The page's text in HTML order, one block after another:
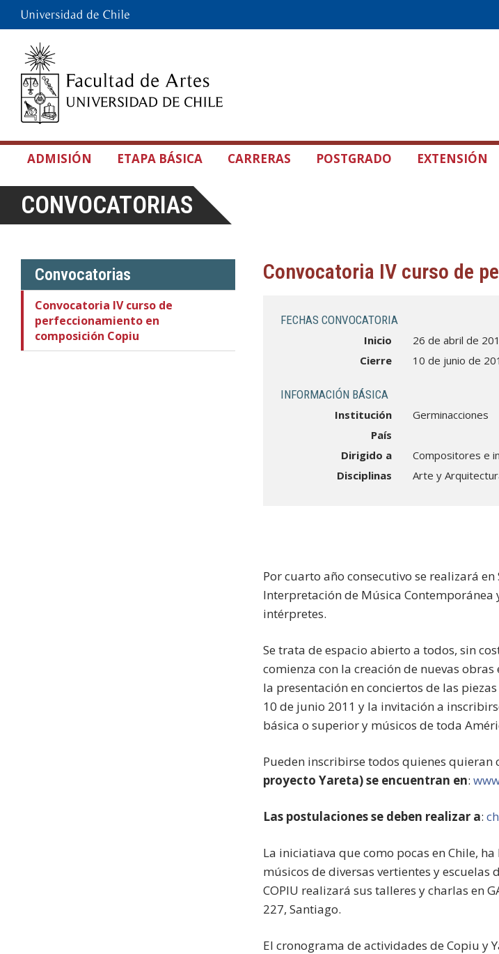
ADMISIÓN ETAPA BÁSICA CARRERAS POSTGRADO EXTENSIÓN
CONVOCATORIAS
Convocatorias
Convocatoria IV curso de
perfeccionamiento en
composición Copiu
Convocatoria IV curso de
FECHAS CONVOCATORIA
Inicio
26 de abril de
Cierre
10 de junio de
INFORMACIÓN BÁSICA
Institución
Germinacciones
País
Dirigido a
Compositores e
Disciplinas
Arte y
Por cuarto año consecutivo se realizará
Interpretación de Música
intérpretes.
Se trata de espacio abierto a todos, sin
comienza con la creación de nuevas
la presentación en conciertos de las
10 de junio 2011 y la invitación a
básica o superior y músicos de toda
Pueden inscribirse todos quienes quieran
proyecto Yareta) se encuentran en:
Las postulaciones se deben realizar a:
La iniciatiava que como pocas en Chile,
músicos de diversas vertientes y
COPIU realizará sus talleres y charlas en
227, Santiago.
El cronograma de actividades de Copiu y